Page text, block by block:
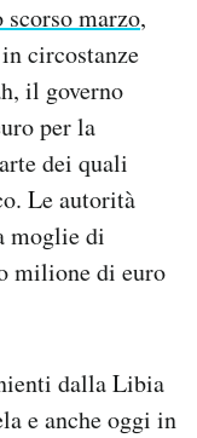
marzo,
circostanze
il governo
per la
dei quali
Le autorità
moglie di
milione di euro
dalla Libia
e anche oggi in